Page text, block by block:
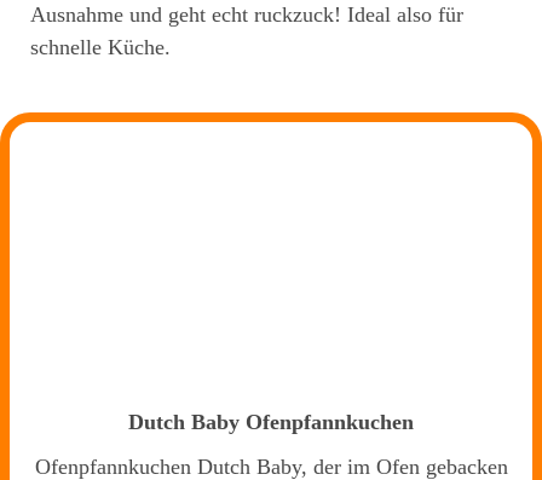
Ausnahme und geht echt ruckzuck! Ideal also für
schnelle Küche.
Dutch Baby Ofenpfannkuchen
Ofenpfannkuchen Dutch Baby, der im Ofen gebacken